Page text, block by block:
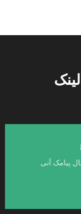
پیامک آنی